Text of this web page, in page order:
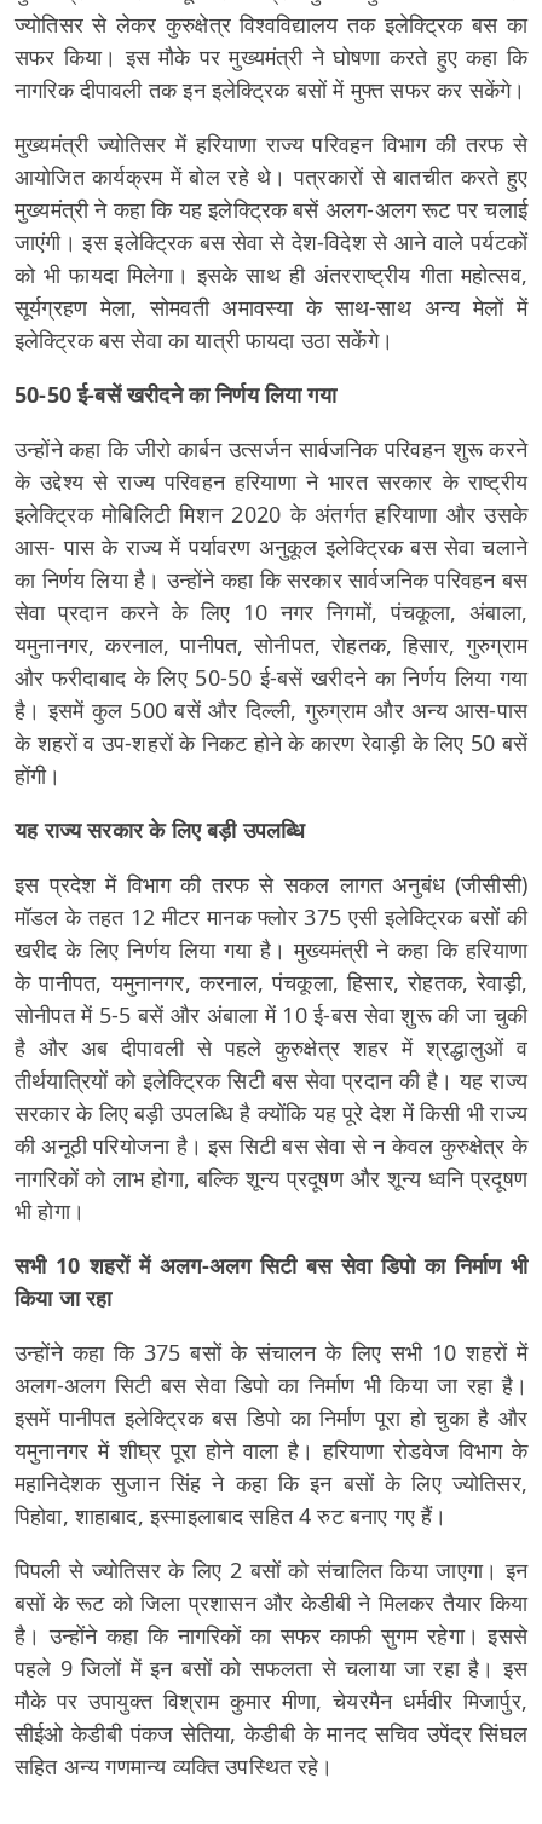
ज्योतिसर से लेकर कुरुक्षेत्र विश्वविद्यालय तक इलेक्ट्रिक बस का
सफर किया। इस मौके पर मुख्यमंत्री ने घोषणा करते हुए कहा कि
नागरिक दीपावली तक इन इलेक्ट्रिक बसों में मुफ्त सफर कर सकेंगे।
मुख्यमंत्री ज्योतिसर में हरियाणा राज्य परिवहन विभाग की तरफ से
आयोजित कार्यक्रम में बोल रहे थे। पत्रकारों से बातचीत करते हुए
मुख्यमंत्री ने कहा कि यह इलेक्ट्रिक बसें अलग-अलग रूट पर चलाई
जाएंगी। इस इलेक्ट्रिक बस सेवा से देश-विदेश से आने वाले पर्यटकों
को भी फायदा मिलेगा। इसके साथ ही अंतरराष्ट्रीय गीता महोत्सव,
सूर्यग्रहण मेला, सोमवती अमावस्या के साथ-साथ अन्य मेलों में
इलेक्ट्रिक बस सेवा का यात्री फायदा उठा सकेंगे।
50-50 ई-बसें खरीदने का निर्णय लिया गया
उन्होंने कहा कि जीरो कार्बन उत्सर्जन सार्वजनिक परिवहन शुरू करने
के उद्देश्य से राज्य परिवहन हरियाणा ने भारत सरकार के राष्ट्रीय
इलेक्ट्रिक मोबिलिटी मिशन 2020 के अंतर्गत हरियाणा और उसके
आस- पास के राज्य में पर्यावरण अनुकूल इलेक्ट्रिक बस सेवा चलाने
का निर्णय लिया है। उन्होंने कहा कि सरकार सार्वजनिक परिवहन बस
सेवा प्रदान करने के लिए 10 नगर निगमों, पंचकूला, अंबाला,
यमुनानगर, करनाल, पानीपत, सोनीपत, रोहतक, हिसार, गुरुग्राम
और फरीदाबाद के लिए 50-50 ई-बसें खरीदने का निर्णय लिया गया
है। इसमें कुल 500 बसें और दिल्ली, गुरुग्राम और अन्य आस-पास
के शहरों व उप-शहरों के निकट होने के कारण रेवाड़ी के लिए 50 बसें
होंगी।
यह राज्य सरकार के लिए बड़ी उपलब्धि
इस प्रदेश में विभाग की तरफ से सकल लागत अनुबंध (जीसीसी)
मॉडल के तहत 12 मीटर मानक फ्लोर 375 एसी इलेक्ट्रिक बसों की
खरीद के लिए निर्णय लिया गया है। मुख्यमंत्री ने कहा कि हरियाणा
के पानीपत, यमुनानगर, करनाल, पंचकूला, हिसार, रोहतक, रेवाड़ी,
सोनीपत में 5-5 बसें और अंबाला में 10 ई-बस सेवा शुरू की जा चुकी
है और अब दीपावली से पहले कुरुक्षेत्र शहर में श्रद्धालुओं व
तीर्थयात्रियों को इलेक्ट्रिक सिटी बस सेवा प्रदान की है। यह राज्य
सरकार के लिए बड़ी उपलब्धि है क्योंकि यह पूरे देश में किसी भी राज्य
की अनूठी परियोजना है। इस सिटी बस सेवा से न केवल कुरुक्षेत्र के
नागरिकों को लाभ होगा, बल्कि शून्य प्रदूषण और शून्य ध्वनि प्रदूषण
भी होगा।
सभी 10 शहरों में अलग-अलग सिटी बस सेवा डिपो का निर्माण भी
किया जा रहा
उन्होंने कहा कि 375 बसों के संचालन के लिए सभी 10 शहरों में
अलग-अलग सिटी बस सेवा डिपो का निर्माण भी किया जा रहा है।
इसमें पानीपत इलेक्ट्रिक बस डिपो का निर्माण पूरा हो चुका है और
यमुनानगर में शीघ्र पूरा होने वाला है। हरियाणा रोडवेज विभाग के
महानिदेशक सुजान सिंह ने कहा कि इन बसों के लिए ज्योतिसर,
पिहोवा, शाहाबाद, इस्माइलाबाद सहित 4 रुट बनाए गए हैं।
पिपली से ज्योतिसर के लिए 2 बसों को संचालित किया जाएगा। इन
बसों के रूट को जिला प्रशासन और केडीबी ने मिलकर तैयार किया
है। उन्होंने कहा कि नागरिकों का सफर काफी सुगम रहेगा। इससे
पहले 9 जिलों में इन बसों को सफलता से चलाया जा रहा है। इस
मौके पर उपायुक्त विश्राम कुमार मीणा, चेयरमैन धर्मवीर मिजार्पुर,
सीईओ केडीबी पंकज सेतिया, केडीबी के मानद सचिव उपेंद्र सिंघल
सहित अन्य गणमान्य व्यक्ति उपस्थित रहे।